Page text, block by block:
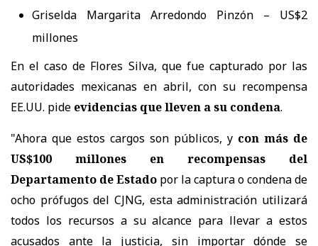
Griselda Margarita Arredondo Pinzón – US$2
millones
En el caso de Flores Silva, que fue capturado por las
autoridades mexicanas en abril, con su recompensa
EE.UU. pide evidencias que lleven a su condena.
"Ahora que estos cargos son públicos, y con más de
US$100 millones en recompensas del
Departamento de Estado por la captura o condena de
ocho prófugos del CJNG, esta administración utilizará
todos los recursos a su alcance para llevar a estos
acusados ante la justicia, sin importar dónde se